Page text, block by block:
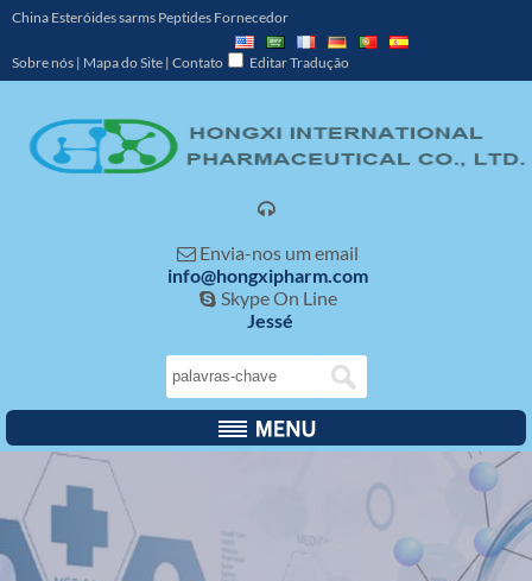
China Esteróides sarms Peptides Fornecedor
Sobre nós | Mapa do Site | Contato Editar Tradução

 Envia-nos um email
info@hongxipharm.com
 Skype On Line
Jessé